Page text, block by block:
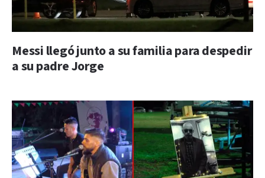
Messi llegó junto a su familia para despedir
a su padre Jorge